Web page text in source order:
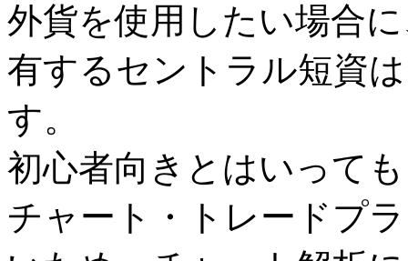
外貨を使用したい場合
有するセントラル短資
す。
初心者向きとはいって
チャート・トレードプ